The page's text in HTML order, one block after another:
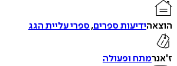
הוצאהידיעות ספרים,ספרי עליית הגג
ז'אנרמתח ופעולה